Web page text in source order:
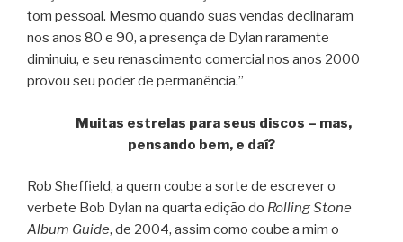
tom pessoal. Mesmo quando suas vendas declinaram
nos anos 80 e 90, a presença de Dylan raramente
diminuiu, e seu renascimento comercial nos anos 2000
provou seu poder de permanência.”
Muitas estrelas para seus discos – mas,
pensando bem, e daí?
Rob Sheffield, a quem coube a sorte de escrever o
verbete Bob Dylan na quarta edição do Rolling Stone
Album Guide, de 2004, assim como coube a mim o